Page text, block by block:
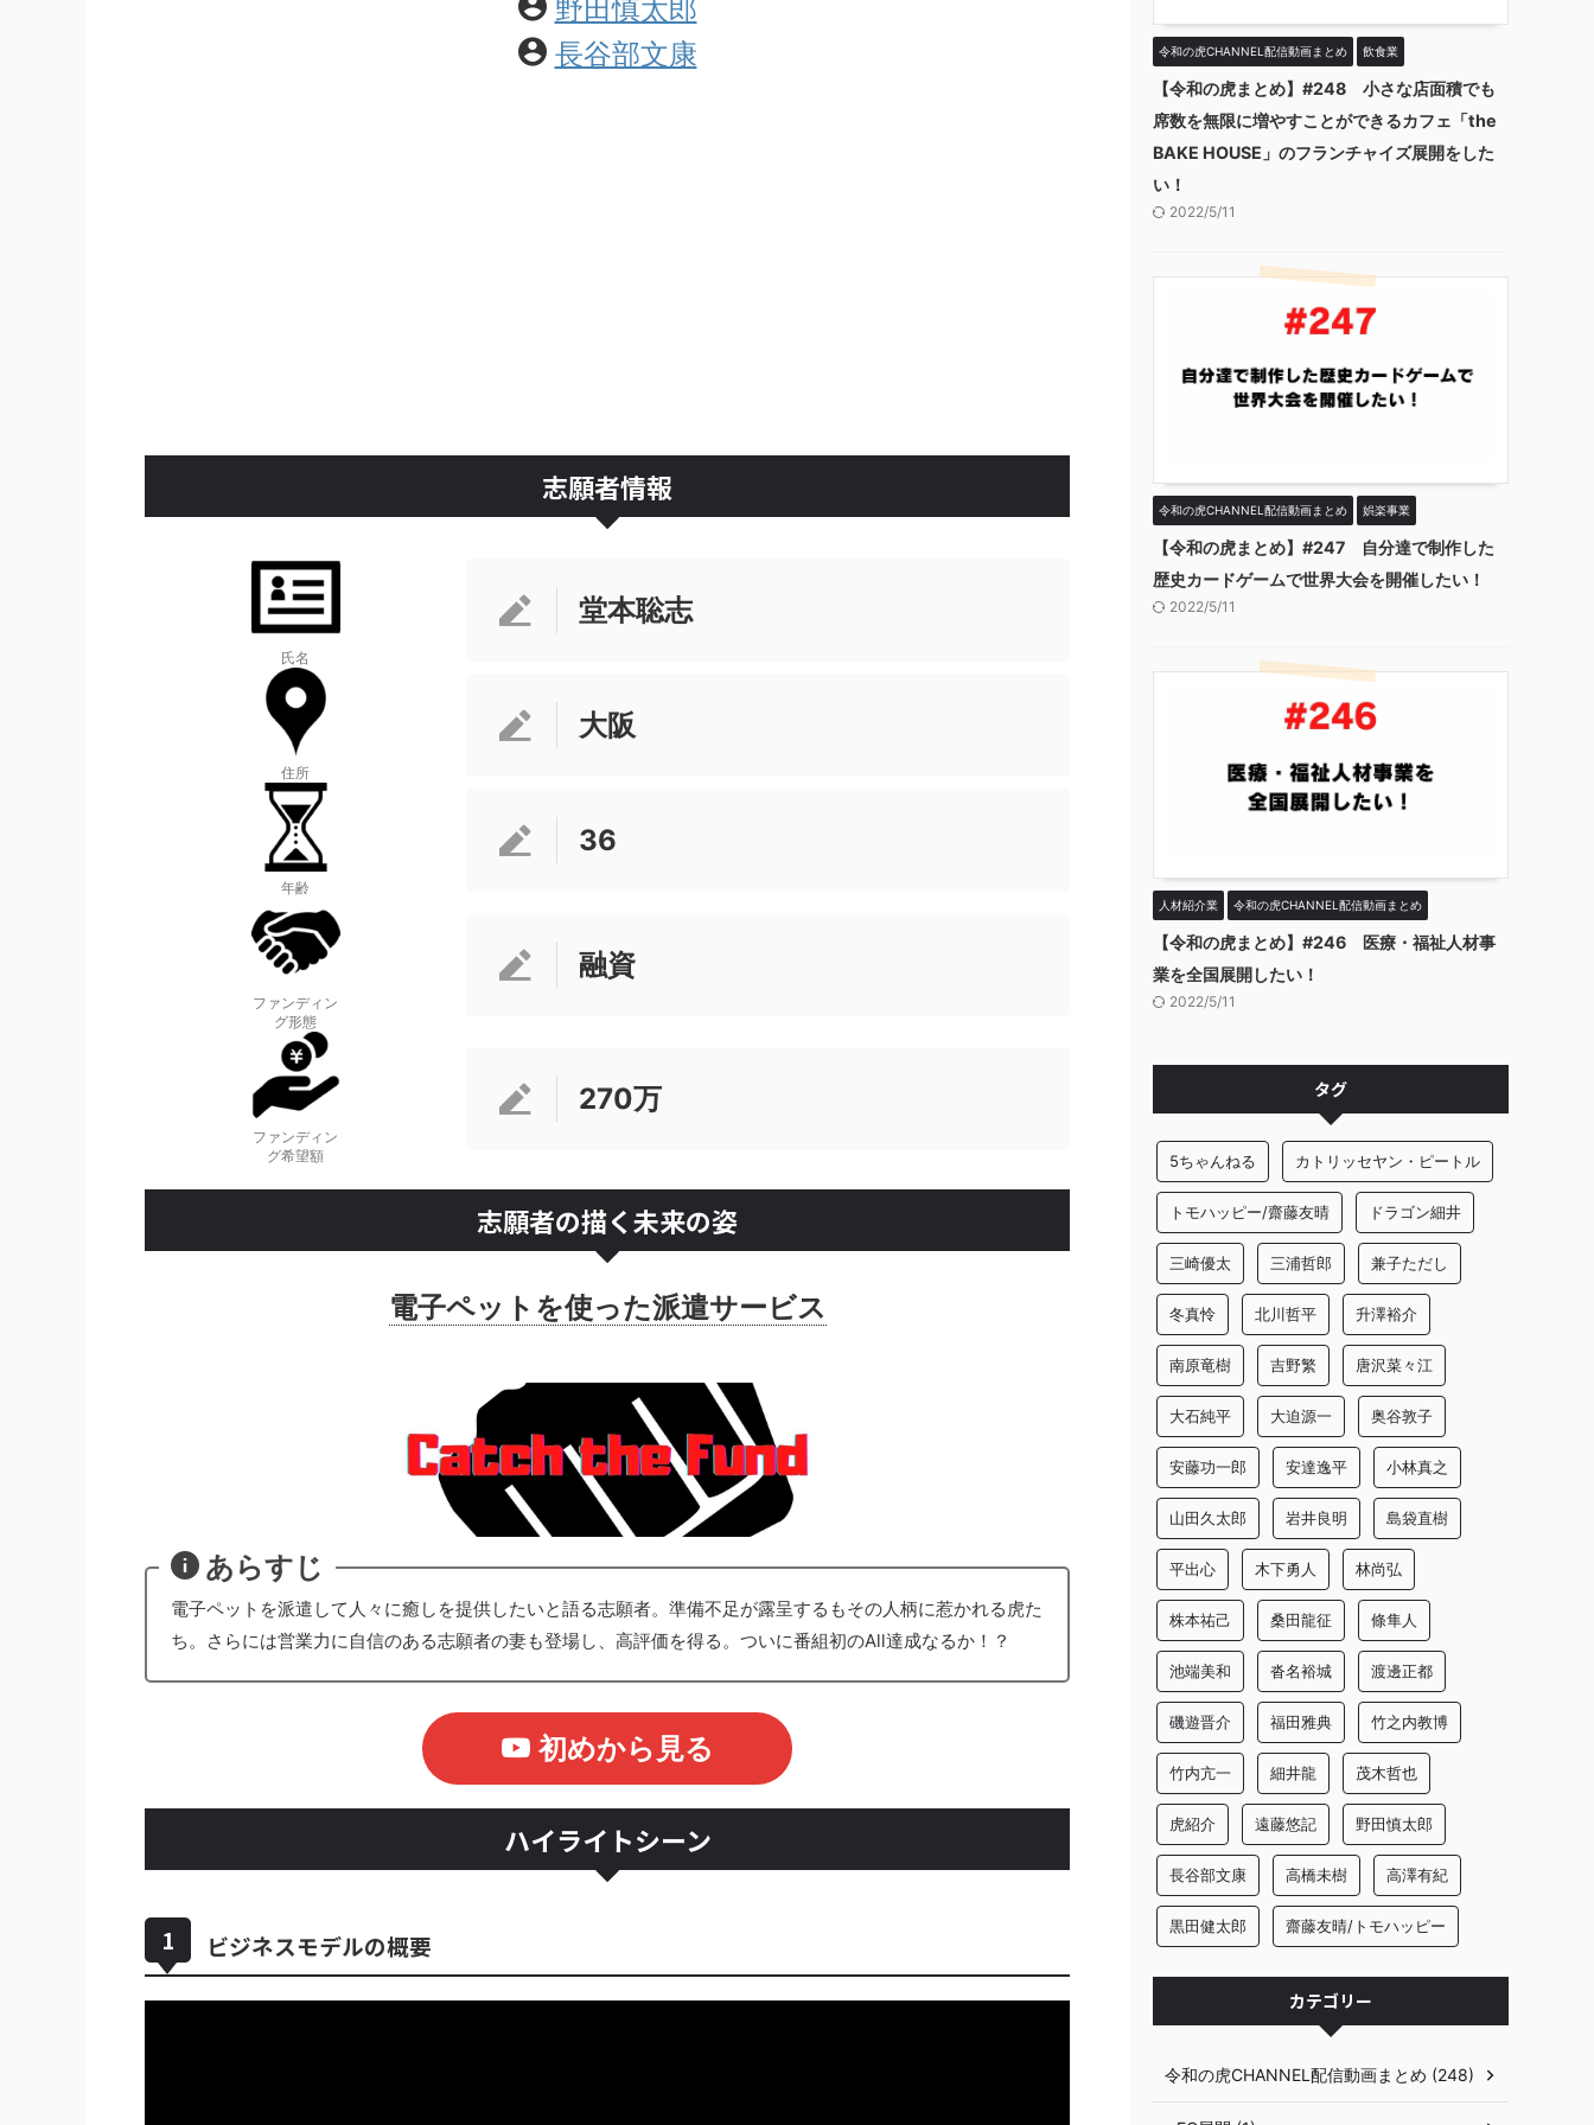
野田慎太郎
長谷部文康
志願者情報
氏名
堂本聡志
住所
大阪
年齢
36
ファンディン
グ形態
融資
ファンディン
グ希望額
270万
志願者の描く未来の姿
電子ペットを使った派遣サービス
あらすじ
電子ペットを派遣して人々に癒しを提供したいと語る志願者。準備不足が露呈するもその人柄に惹かれる虎た
ち。さらには営業力に自信のある志願者の妻も登場し、高評価を得る。ついに番組初のAll達成なるか！？
初めから見る
ハイライトシーン
ビジネスモデルの概要
令和の虎CHANNEL配信動画まとめ 飲食業
【令和の虎まとめ】#248 小さな店面積でも
席数を無限に増やすことができるカフェ「the
BAKE HOUSE」のフランチャイズ展開をした
い！
2022/5/11
令和の虎CHANNEL配信動画まとめ 娯楽事業
【令和の虎まとめ】#247 自分達で制作した
歴史カードゲームで世界大会を開催したい！
2022/5/11
人材紹介業 令和の虎CHANNEL配信動画まとめ
【令和の虎まとめ】#246 医療・福祉人材事
業を全国展開したい！
2022/5/11
タグ
5ちゃんねる カトリッセヤン・ピートル
トモハッピー/齋藤友晴 ドラゴン細井
三崎優太 三浦哲郎 兼子ただし
冬真怜 北川哲平 升澤裕介
南原竜樹 吉野繁 唐沢菜々江
大石純平 大迫源一 奥谷敦子
安藤功一郎 安達逸平 小林真之
山田久太郎 岩井良明 島袋直樹
平出心 木下勇人 林尚弘
株本祐己 桑田龍征 條隼人
池端美和 沓名裕城 渡邊正都
磯遊晋介 福田雅典 竹之内教博
竹内亢一 細井龍 茂木哲也
虎紹介 遠藤悠記 野田慎太郎
長谷部文康 高橋未樹 高澤有紀
黒田健太郎 齋藤友晴/トモハッピー
カテゴリー
令和の虎CHANNEL配信動画まとめ (248)